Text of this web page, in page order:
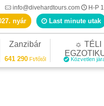
info@divehardtours.com H-P
nyár Last minute utak
Zanzibár
641 290Ft/főtől
☼ TÉLI
Közvetlen